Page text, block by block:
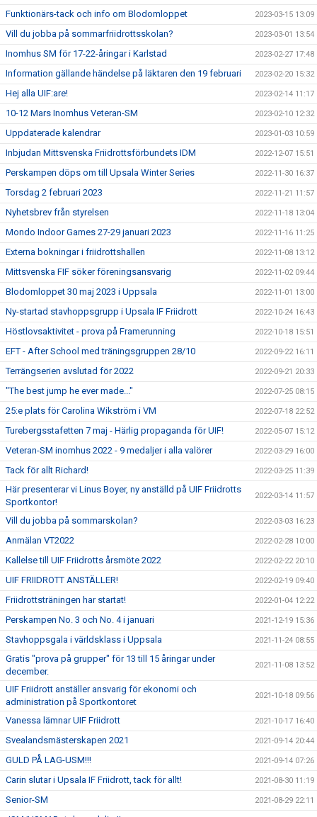
Funktionärs-tack och info om Blodomloppet 2023-03-15 13:09
Vill du jobba på sommarfriidrottsskolan? 2023-03-01 13:54
Inomhus SM för 17-22-åringar i Karlstad 2023-02-27 17:48
Information gällande händelse på läktaren den 19 februari 2023-02-20 15:32
Hej alla UIF:are! 2023-02-14 11:17
10-12 Mars Inomhus Veteran-SM 2023-02-10 12:32
Uppdaterade kalendrar 2023-01-03 10:59
Inbjudan Mittsvenska Friidrottsförbundets IDM 2022-12-07 15:51
Perskampen döps om till Upsala Winter Series 2022-11-30 16:37
Torsdag 2 februari 2023 2022-11-21 11:57
Nyhetsbrev från styrelsen 2022-11-18 13:04
Mondo Indoor Games 27-29 januari 2023 2022-11-16 11:25
Externa bokningar i friidrottshallen 2022-11-08 13:12
Mittsvenska FIF söker föreningsansvarig 2022-11-02 09:44
Blodomloppet 30 maj 2023 i Uppsala 2022-11-01 13:00
Ny-startad stavhoppsgrupp i Upsala IF Friidrott 2022-10-24 16:43
Höstlovsaktivitet - prova på Framerunning 2022-10-18 15:51
EFT - After School med träningsgruppen 28/10 2022-09-22 16:11
Terrängserien avslutad för 2022 2022-09-21 20:33
"The best jump he ever made..." 2022-07-25 08:15
25:e plats för Carolina Wikström i VM 2022-07-18 22:52
Turebergsstafetten 7 maj - Härlig propaganda för UIF! 2022-05-07 15:12
Veteran-SM inomhus 2022 - 9 medaljer i alla valörer 2022-03-29 16:00
Tack för allt Richard! 2022-03-25 11:39
Här presenterar vi Linus Boyer, ny anställd på UIF Friidrotts
Sportkontor!
2022-03-14 11:57
Vill du jobba på sommarskolan? 2022-03-03 16:23
Anmälan VT2022 2022-02-28 10:00
Kallelse till UIF Friidrotts årsmöte 2022 2022-02-22 20:10
UIF FRIIDROTT ANSTÄLLER! 2022-02-19 09:40
Friidrottsträningen har startat! 2022-01-04 12:22
Perskampen No. 3 och No. 4 i januari 2021-12-19 15:36
Stavhoppsgala i världsklass i Uppsala 2021-11-24 08:55
Gratis "prova på grupper" för 13 till 15 åringar under
december.
2021-11-08 13:52
UIF Friidrott anställer ansvarig för ekonomi och
administration på Sportkontoret
2021-10-18 09:56
Vanessa lämnar UIF Friidrott 2021-10-17 16:40
Svealandsmästerskapen 2021 2021-09-14 20:44
GULD PÅ LAG-USM!!! 2021-09-14 07:26
Carin slutar i Upsala IF Friidrott, tack för allt! 2021-08-30 11:19
Senior-SM 2021-08-29 22:11